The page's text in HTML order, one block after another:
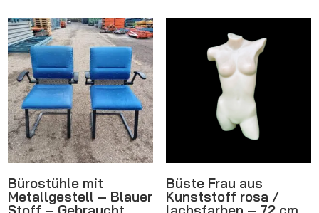
Bürostühle mit
Metallgestell – Blauer
Büste Frau aus
Kunststoff rosa /